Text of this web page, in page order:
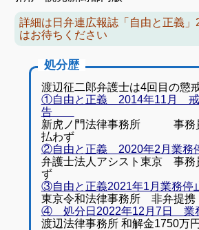
詳細は日弁連広報誌「自由と正義
はお待ちください
処分歴
渡辺征二郎弁護士は4回目の懲
①自由と正義 2014年11月 戒
告
新虎ノ門法律事務所 事務
払わず
②自由と正義 2020年2月業務
弁護士法人アシスト東京 事務
ず
③自由と正義2021年1月業務
東京令和法律事務所 非弁提
④ 処分日2022年12月7日 業
渡辺法律事務所 和解金1750万